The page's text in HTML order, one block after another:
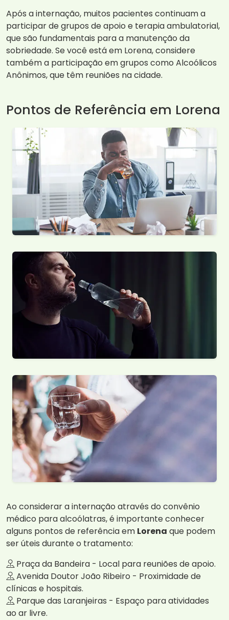
Após a internação, muitos pacientes continuam a
participar de grupos de apoio e terapia ambulatorial,
que são fundamentais para a manutenção da
sobriedade. Se você está em Lorena, considere
também a participação em grupos como Alcoólicos
Anônimos, que têm reuniões na cidade.
Pontos de Referência em Lorena
Ao considerar a internação através do convênio
médico para alcoólatras, é importante conhecer
alguns pontos de referência em Lorena que podem
ser úteis durante o tratamento:
Praça da Bandeira - Local para reuniões de apoio.
Avenida Doutor João Ribeiro - Proximidade de
clínicas e hospitais.
Parque das Laranjeiras - Espaço para atividades
ao ar livre.